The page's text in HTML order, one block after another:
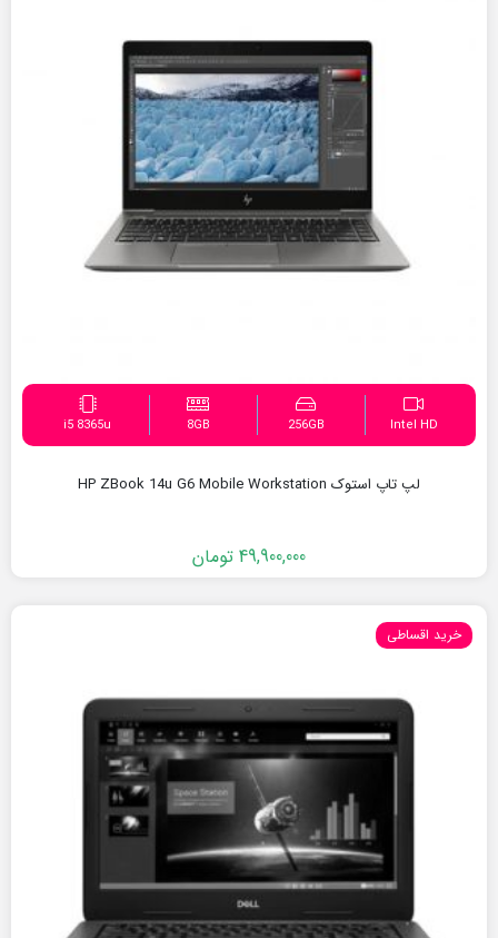
Intel HD
256GB
8GB
i5 8365u
لپ تاپ استوک HP ZBook 14u G6 Mobile Workstation
49,900,000 تومان
خرید اقساطی